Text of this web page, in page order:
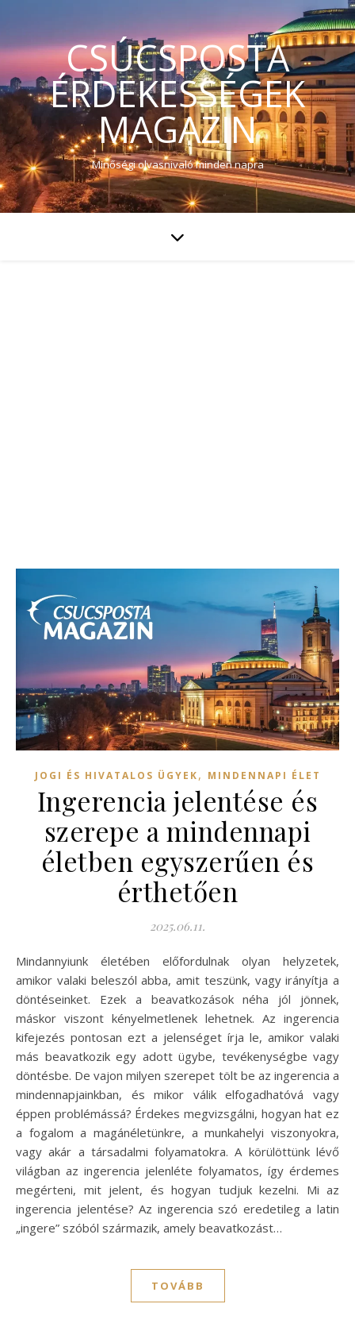
CSÚCSPOSTA
ÉRDEKESSÉGEK
MAGAZIN
Minőségi olvasnivaló minden napra
JOGI ÉS HIVATALOS ÜGYEK, MINDENNAPI ÉLET
Ingerencia jelentése és
szerepe a mindennapi
életben egyszerűen és
érthetően
2025.06.11.
Mindannyiunk életében előfordulnak olyan helyzetek,
amikor valaki beleszól abba, amit teszünk, vagy irányítja a
döntéseinket. Ezek a beavatkozások néha jól jönnek,
máskor viszont kényelmetlenek lehetnek. Az ingerencia
kifejezés pontosan ezt a jelenséget írja le, amikor valaki
más beavatkozik egy adott ügybe, tevékenységbe vagy
döntésbe. De vajon milyen szerepet tölt be az ingerencia a
mindennapjainkban, és mikor válik elfogadhatóvá vagy
éppen problémássá? Érdekes megvizsgálni, hogyan hat ez
a fogalom a magánéletünkre, a munkahelyi viszonyokra,
vagy akár a társadalmi folyamatokra. A körülöttünk lévő
világban az ingerencia jelenléte folyamatos, így érdemes
megérteni, mit jelent, és hogyan tudjuk kezelni. Mi az
ingerencia jelentése? Az ingerencia szó eredetileg a latin
„ingere” szóból származik, amely beavatkozást…
TOVÁBB